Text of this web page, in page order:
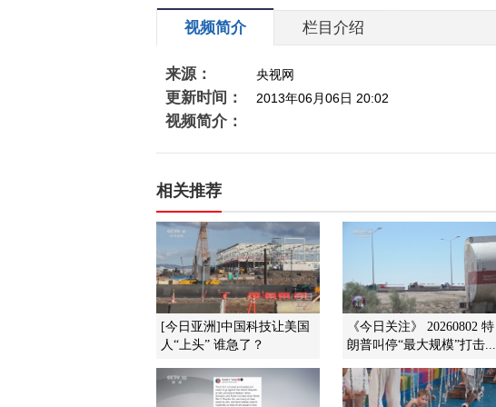
视频简介 栏目介绍
来源： 央视网
更新时间： 2013年06月06日 20:02
视频简介：
相关推荐
[今日亚洲]中国科技让美国
人“上头” 谁急了？
《今日关注》 20260802 特
朗普叫停“最大规模”打击...